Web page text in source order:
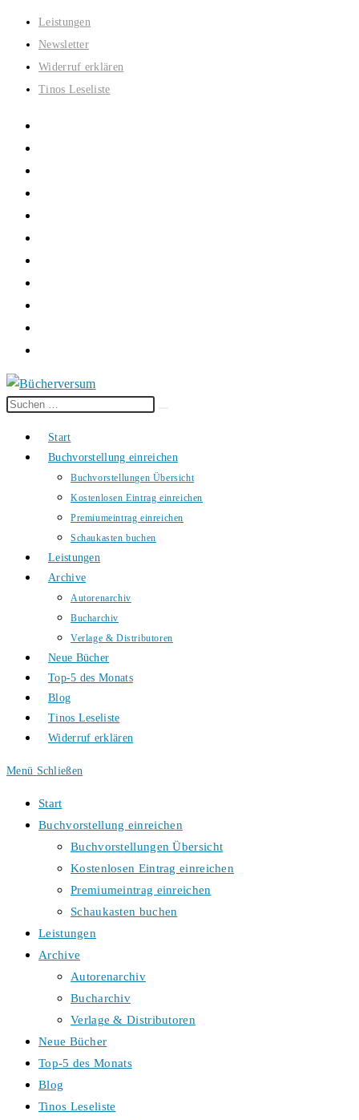
Zum
Inhalt
springen
Leistungen
Newsletter
Widerruf erklären
Tinos Leseliste
Diese
durchsuchen
Start
Buchvorstellung einreichen
Buchvorstellungen Übersicht
Kostenlosen Eintrag einreichen
Premiumeintrag einreichen
Schaukasten buchen
Leistungen
Archive
Autorenarchiv
Bucharchiv
Verlage & Distributoren
Neue Bücher
Top-5 des Monats
Blog
Tinos Leseliste
Widerruf erklären
Menü Schließen
Start
Buchvorstellung einreichen
Buchvorstellungen Übersicht
Kostenlosen Eintrag einreichen
Premiumeintrag einreichen
Schaukasten buchen
Leistungen
Archive
Autorenarchiv
Bucharchiv
Verlage & Distributoren
Neue Bücher
Top-5 des Monats
Blog
Tinos Leseliste